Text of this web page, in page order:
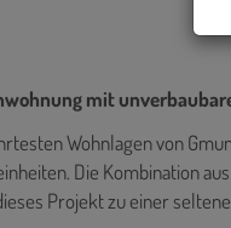
mit
Wohnlagen von
Die Kombination
Projekt zu einer